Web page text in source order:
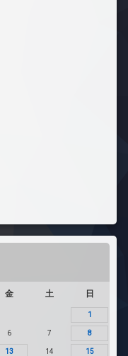
金 土 日
1
6 7 8
13 14 15